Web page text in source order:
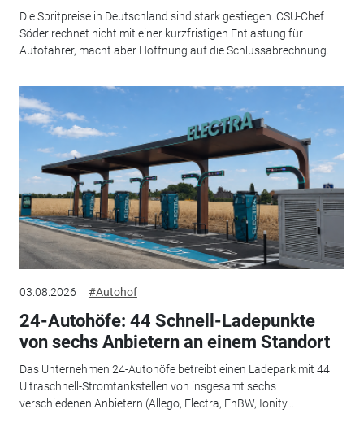
Die Spritpreise in Deutschland sind stark gestiegen. CSU-Chef
Söder rechnet nicht mit einer kurzfristigen Entlastung für
Autofahrer, macht aber Hoffnung auf die Schlussabrechnung.
03.08.2026 #Autohof
24-Autohöfe: 44 Schnell-Ladepunkte
von sechs Anbietern an einem Standort
Das Unternehmen 24-Autohöfe betreibt einen Ladepark mit 44
Ultraschnell-Stromtankstellen von insgesamt sechs
verschiedenen Anbietern (Allego, Electra, EnBW, Ionity...